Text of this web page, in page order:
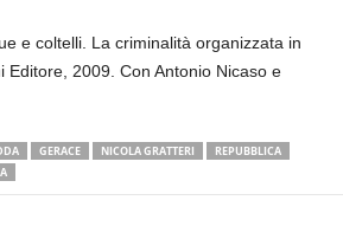
e coltelli. La criminalità organizzata in
Editore, 2009. Con Antonio Nicaso e
GERACE NICOLA GRATTERI
REPUBBLICA